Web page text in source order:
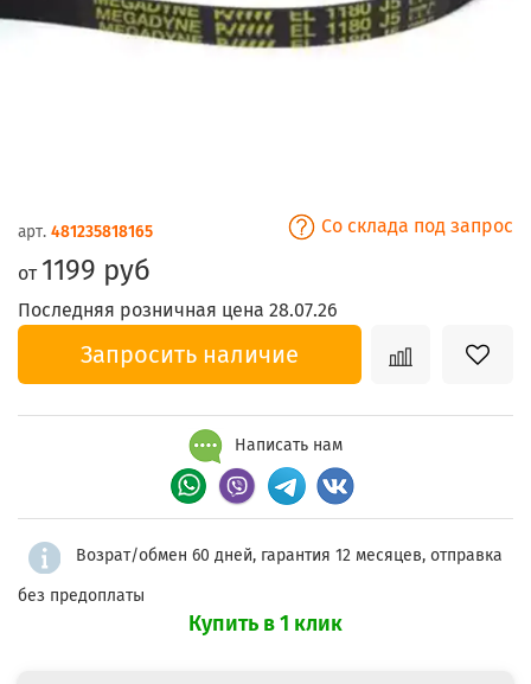
арт. 481235818165 Со склада под запрос
от 1199 руб
Последняя розничная цена 28.07.26
Запросить наличие
Написать нам
Возрат/обмен 60 дней, гарантия 12 месяцев, отправка
без предоплаты
Купить в 1 клик